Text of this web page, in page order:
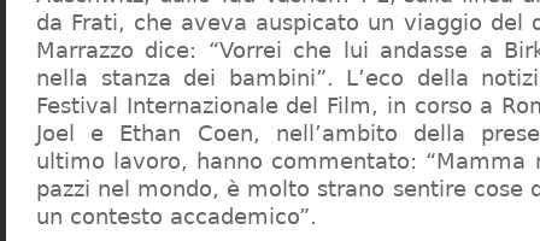
da Frati, che aveva auspicato un viaggio del
Marrazzo dice: “Vorrei che lui andasse a
nella stanza dei bambini”. L’eco della
Festival Internazionale del Film, in corso a
Joel e Ethan Coen, nell’ambito della
ultimo lavoro, hanno commentato: “Mamma
pazzi nel mondo, è molto strano sentire cose
un contesto accademico”.